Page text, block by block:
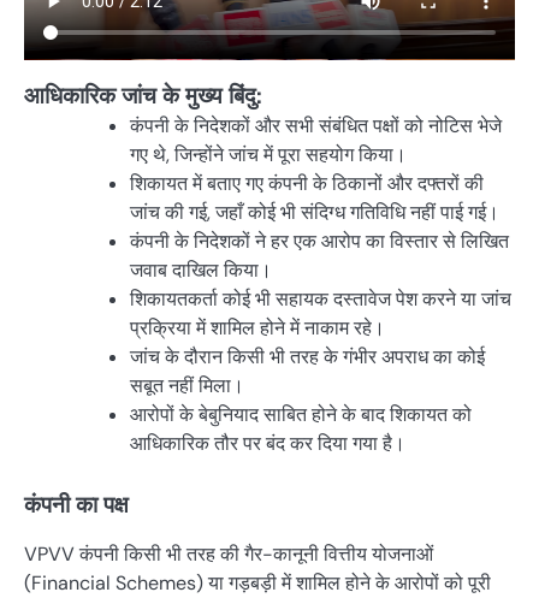
आधिकारिक जांच के मुख्य बिंदु:
कंपनी के निदेशकों और सभी संबंधित पक्षों को नोटिस भेजे
गए थे, जिन्होंने जांच में पूरा सहयोग किया।
शिकायत में बताए गए कंपनी के ठिकानों और दफ्तरों की
जांच की गई, जहाँ कोई भी संदिग्ध गतिविधि नहीं पाई गई।
कंपनी के निदेशकों ने हर एक आरोप का विस्तार से लिखित
जवाब दाखिल किया।
शिकायतकर्ता कोई भी सहायक दस्तावेज पेश करने या जांच
प्रक्रिया में शामिल होने में नाकाम रहे।
जांच के दौरान किसी भी तरह के गंभीर अपराध का कोई
सबूत नहीं मिला।
आरोपों के बेबुनियाद साबित होने के बाद शिकायत को
आधिकारिक तौर पर बंद कर दिया गया है।
कंपनी का पक्ष
VPVV कंपनी किसी भी तरह की गैर-कानूनी वित्तीय योजनाओं
(Financial Schemes) या गड़बड़ी में शामिल होने के आरोपों को पूरी